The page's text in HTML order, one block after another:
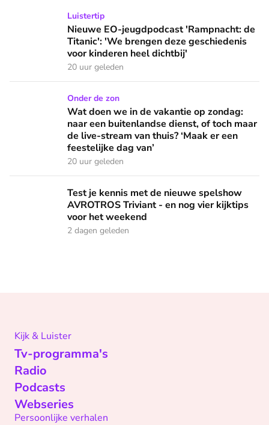
Nieuwe EO-jeugdpodcast 'Rampnacht: de Titanic': 'We
Luistertip
Nieuwe EO-jeugdpodcast 'Rampnacht: de
Titanic': 'We brengen deze geschiedenis
voor kinderen heel dichtbij'
20 uur geleden
Wat doen we in de vakantie op zondag: naar een
Onder de zon
Wat doen we in de vakantie op zondag:
naar een buitenlandse dienst, of toch maar
de live-stream van thuis? ‘Maak er een
feestelijke dag van’
20 uur geleden
Test je kennis met de nieuwe spelshow AVROTROS
Test je kennis met de nieuwe spelshow
AVROTROS Triviant - en nog vier kijktips
voor het weekend
2 dagen geleden
Kijk & Luister
Tv-programma's
Radio
Podcasts
Webseries
Persoonlijke verhalen